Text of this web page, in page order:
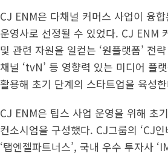
CJ ENM은 다채널 커머스 사업이 융
운영사로 선정될 수 있었다. CJ ENM
및 관련 자원을 일컫는 ‘원플랫폼’ 전
채널 ‘tvN’ 등 영향력 있는 미디어 플
활용해 초기 단계의 스타트업을 육성
CJ ENM은 팁스 사업 운영을 위해 초
컨소시엄을 구성했다. CJ그룹의 ‘CJ
‘탭엔젤파트너스’, 국내 우수 투자사